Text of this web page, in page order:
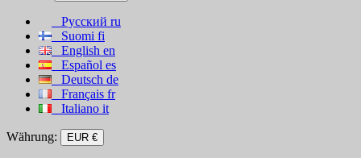
Русский ru
Suomi fi
English en
Español es
Deutsch de
Français fr
Italiano it
Währung: EUR €